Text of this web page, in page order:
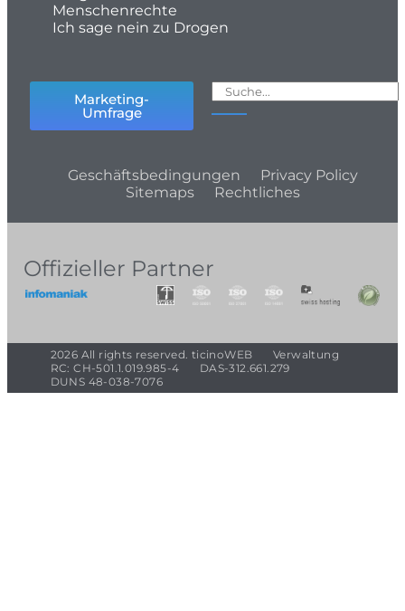
Menschenrechte
Ich sage nein zu Drogen
Marketing-
Umfrage
Geschäftsbedingungen
Privacy Policy
Sitemaps
Rechtliches
Offizieller Partner
2026 All rights reserved. ticinoWEB
Verwaltung
RC: CH-501.1.019.985-4
DAS-312.661.279
DUNS 48-038-7076